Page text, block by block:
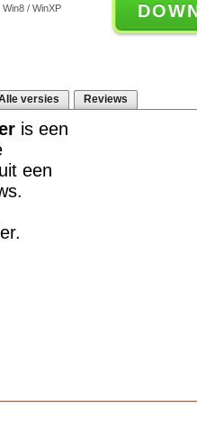
/ WinXP
versies Reviews
is een
een